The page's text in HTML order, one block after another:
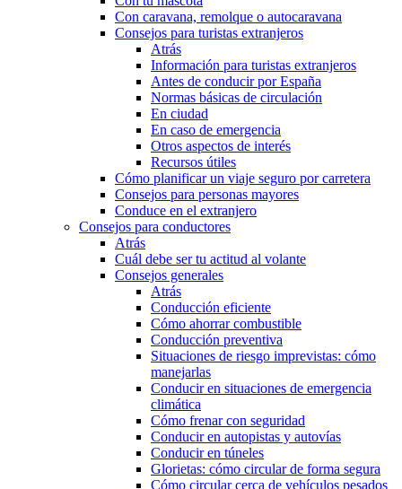
Con caravana, remolque o autocaravana
Consejos para turistas extranjeros
Atrás
Información para turistas extranjeros
Antes de conducir por España
Normas básicas de circulación
En ciudad
En caso de emergencia
Otros aspectos de interés
Recursos útiles
Cómo planificar un viaje seguro por carretera
Consejos para personas mayores
Conduce en el extranjero
Consejos para conductores
Atrás
Cuál debe ser tu actitud al volante
Consejos generales
Atrás
Conducción eficiente
Cómo ahorrar combustible
Conducción preventiva
Situaciones de riesgo imprevistas: cómo
manejarlas
Conducir en situaciones de emergencia
climática
Cómo frenar con seguridad
Conducir en autopistas y autovías
Conducir en túneles
Glorietas: cómo circular de forma segura
Cómo circular cerca de vehículos pesados